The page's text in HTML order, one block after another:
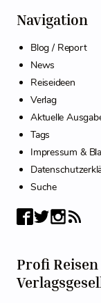
Navigation
Blog / Report
News
Reiseideen
Verlag
Aktuelle
Tags
Impressum &
Suche
Profi Reisen